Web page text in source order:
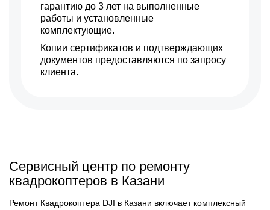
гарантию до 3 лет на выполненные
работы и установленные
комплектующие.
Копии сертификатов и подтверждающих
документов предоставляются по запросу
клиента.
Сервисный центр по ремонту
квадрокоптеров в Казани
Ремонт Квадрокоптера DJI в Казани включает комплексный